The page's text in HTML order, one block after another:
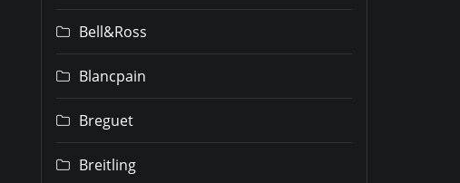
Bell&Ross
Blancpain
Breguet
Breitling